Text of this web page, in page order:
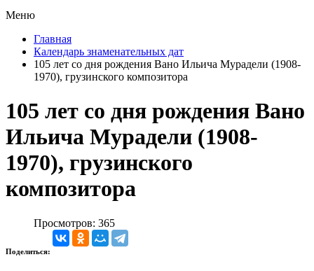
Меню
Главная
Календарь знаменательных дат
105 лет со дня рождения Вано Ильича Мурадели (1908-
1970), грузинского композитора
105 лет со дня рождения Вано
Ильича Мурадели (1908-
1970), грузинского
композитора
Просмотров: 365
Поделиться: